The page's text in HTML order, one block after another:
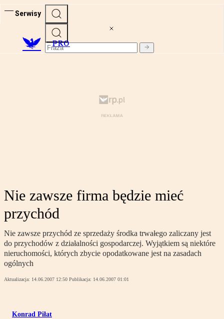
Serwisy
PRO
Nie zawsze firma będzie mieć
przychód
Nie zawsze przychód ze sprzedaży środka trwałego zaliczany jest
do przychodów z działalności gospodarczej. Wyjątkiem są niektóre
nieruchomości, których zbycie opodatkowane jest na zasadach
ogólnych
Aktualizacja: 14.06.2007 12:50 Publikacja: 14.06.2007 01:01
Konrad Piłat